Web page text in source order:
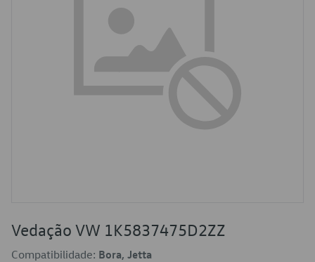
Vedação VW 1K5837475D2ZZ
Compatibilidade: Bora, Jetta